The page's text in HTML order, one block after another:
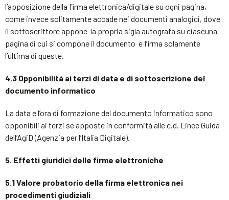
l’apposizione della firma elettronica/digitale su ogni pagina,
come invece solitamente accade nei documenti analogici, dove
il sottoscrittore appone la propria sigla autografa su ciascuna
pagina di cui si compone il documento e firma solamente
l’ultima di queste.
4.3 Opponibilità ai terzi di data e di sottoscrizione del
documento informatico
La data e l’ora di formazione del documento informatico sono
opponibili ai terzi se apposte in conformità alle c.d. Linee Guida
dell’AgiD (Agenzia per l’Italia Digitale).
5. Effetti giuridici delle firme elettroniche
5.1 Valore probatorio della firma elettronica nei
procedimenti giudiziali